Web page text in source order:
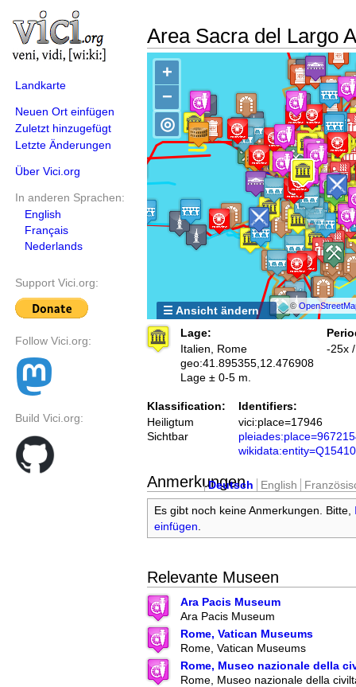
Landkarte
Neuen Ort einfügen
Zuletzt hinzugefügt
Letzte Änderungen
Über Vici.org
In anderen Sprachen:
English
Français
Nederlands
Support Vici.org:
Follow Vici.org:
Build Vici.org:
Area Sacra del Largo
+
−
©
◎
☰ Ansicht ändern
Lage:
Italien, Rome
geo:41.895355,12.476908
Lage ± 0-5 m.
-25x
Klassification:
Heiligtum
Sichtbar
Identifiers:
vici:place=17946
Anmerkungen
Deutsch English
Es gibt noch keine Anmerkungen. Bitte,
einfügen
Relevante Museen
Ara Pacis Museum
Ara Pacis Museum
Rome, Vatican Museums
Rome, Vatican Museums
Rome, Museo nazionale della
Rome, Museo nazionale della